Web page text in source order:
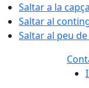
Saltar a la
Saltar al
Saltar al peu